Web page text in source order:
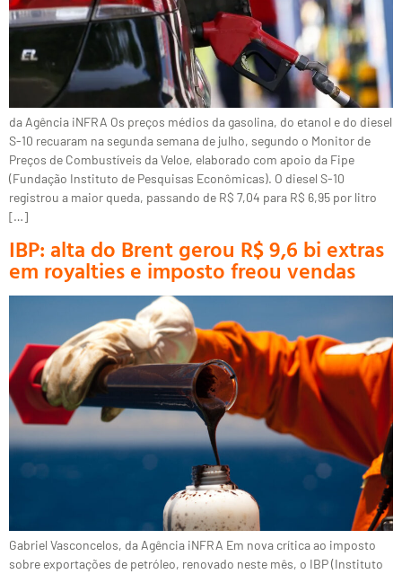
da Agência iNFRA Os preços médios da gasolina, do etanol e do diesel
S-10 recuaram na segunda semana de julho, segundo o Monitor de
Preços de Combustíveis da Veloe, elaborado com apoio da Fipe
(Fundação Instituto de Pesquisas Econômicas). O diesel S-10
registrou a maior queda, passando de R$ 7,04 para R$ 6,95 por litro
[…]
IBP: alta do Brent gerou R$ 9,6 bi extras
em royalties e imposto freou vendas
Gabriel Vasconcelos, da Agência iNFRA Em nova crítica ao imposto
sobre exportações de petróleo, renovado neste mês, o IBP (Instituto